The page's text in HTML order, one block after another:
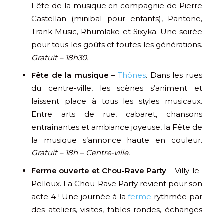
Fête de la musique en compagnie de Pierre
Castellan (minibal pour enfants), Pantone,
Trank Music, Rhumlake et Sixyka. Une soirée
pour tous les goûts et toutes les générations.
Gratuit – 18h30.
Fête de la musique –Thônes. Dans les rues
du centre-ville, les scènes s’animent et
laissent place à tous les styles musicaux.
Entre arts de rue, cabaret, chansons
entraînantes et ambiance joyeuse, la Fête de
la musique s’annonce haute en couleur.
Gratuit – 18h – Centre-ville.
Ferme ouverte et Chou-Rave Party – Villy-le-
Pelloux. La Chou-Rave Party revient pour son
acte 4 ! Une journée à laferme rythmée par
des ateliers, visites, tables rondes, échanges